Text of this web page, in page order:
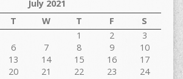
July 2021
T W T F
S
1
2
3
6 7 8 9
10
13 14 15 16
17
20 21 22 23
24